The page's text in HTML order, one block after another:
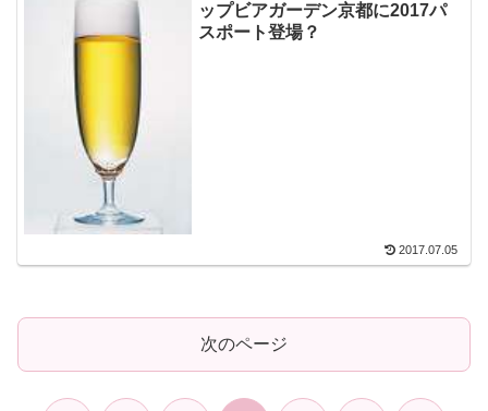
ップビアガーデン京都に2017パ
スポート登場？
2017.07.05
次のページ